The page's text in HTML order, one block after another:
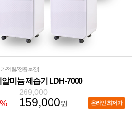
적립/정품보장]
알미늄 제습기 LDH-7000
%
269,000
159,000원 온라인 최저가